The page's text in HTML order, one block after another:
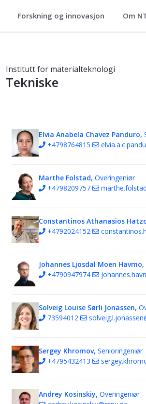
Forskning og innovasjon Om
materialteknologi
Institutt for materialteknologi
Tekniske
Elvia Anabela Chavez Panduro,
+4798764815
Marthe Folstad, Overingeniør
+4798209757
Constantinos Athanasios
+4792024152
Johannes Ljosdal Moen Havmo,
+4790947974
Solveig Louise Sørli Jonassen,
73594012
Sergey Khromov, Senioringeniør
+4795432413
Andrey Kosinskiy, Overingeniør